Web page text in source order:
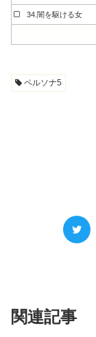
34.闇を駆ける女
ペルソナ5
関連記事